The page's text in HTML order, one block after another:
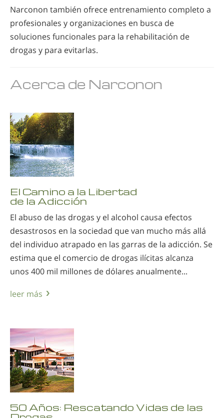
Narconon también ofrece entrenamiento completo a
profesionales y organizaciones en busca de
soluciones funcionales para la rehabilitación de
drogas y para evitarlas.
Acerca de Narconon
El Camino a la Libertad
de la Adicción
El abuso de las drogas y el alcohol causa efectos
desastrosos en la sociedad que van mucho más allá
del individuo atrapado en las garras de la adicción. Se
estima que el comercio de drogas ilícitas alcanza
unos 400 mil millones de dólares anualmente...
leer más
50 Años: Rescatando Vidas de las